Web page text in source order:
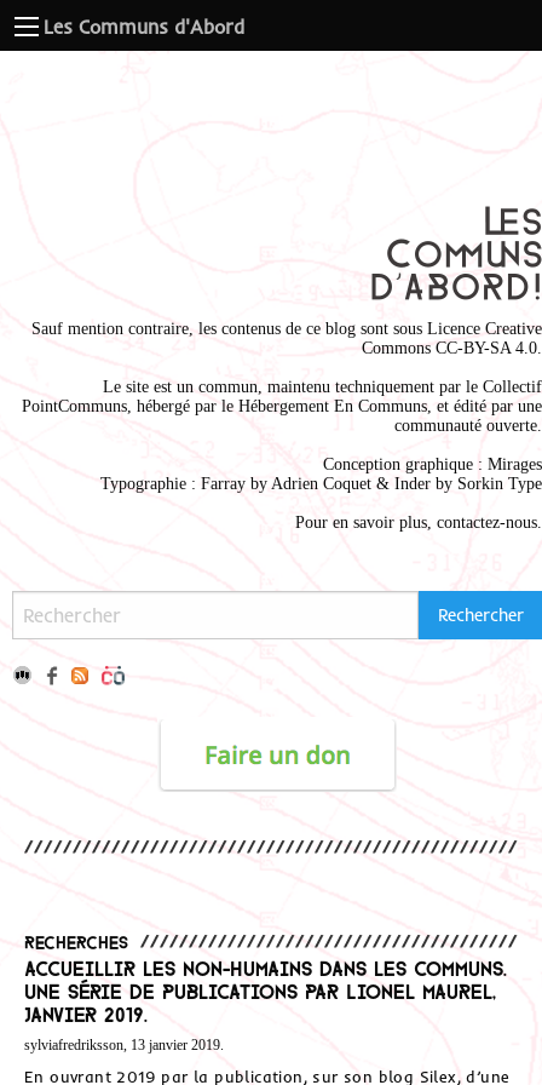
Les Communs d'Abord
Sauf mention contraire, les contenus de ce blog sont sous Licence Creative
Commons CC-BY-SA 4.0
Le site est un commun, maintenu techniquement par le Collectif
PointCommuns , hébergé par le Hébergement En Communs , et édité par une
communauté ouverte.
Conception graphique : Mirages
Typographie : Farray by Adrien Coquet & Inder by Sorkin Type
Pour en savoir plus, contactez-nous
Recherches
Accueillir les Non-Humains dans les Communs.
Une série de publications par Lionel Maurel,
janvier 2019.
sylviafredriksson, 13 janvier 2019.
En ouvrant 2019 par la publication, sur son blog Silex, d’une